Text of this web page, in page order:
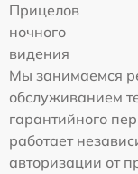
Прицелов
ночного
видения
Мы занимаемся
обслуживанием
гарантийного
работает
авторизации от